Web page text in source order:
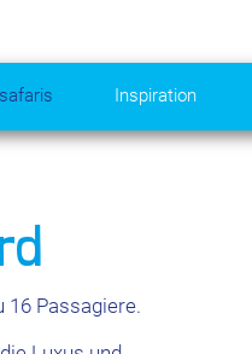
Inspiration
16 Passagiere.